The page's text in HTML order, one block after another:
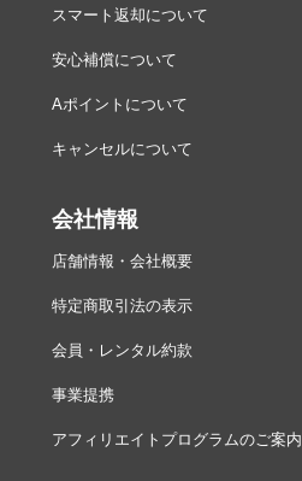
スマート返却について
安心補償について
Aポイントについて
キャンセルについて
会社情報
店舗情報・会社概要
特定商取引法の表示
会員・レンタル約款
事業提携
アフィリエイトプログラムのご案内